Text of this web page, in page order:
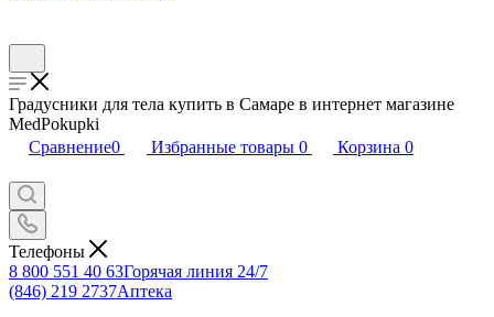
Градусники для тела купить в Самаре в интернет магазине
MedPokupki
Сравнение0 Избранные товары 0 Корзина 0
Телефоны
8 800 551 40 63Горячая линия 24/7
(846) 219 2737Аптека